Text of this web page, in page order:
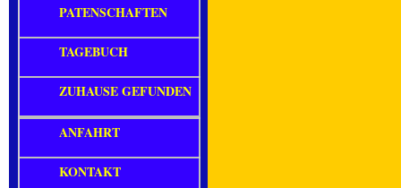
PATENSCHAFTEN
TAGEBUCH
ZUHAUSE GEFUNDEN
ANFAHRT
KONTAKT